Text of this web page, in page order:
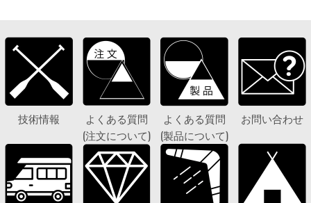
技術情報
よくある質問
(注文について)
よくある質問
(製品について)
お問い合わせ